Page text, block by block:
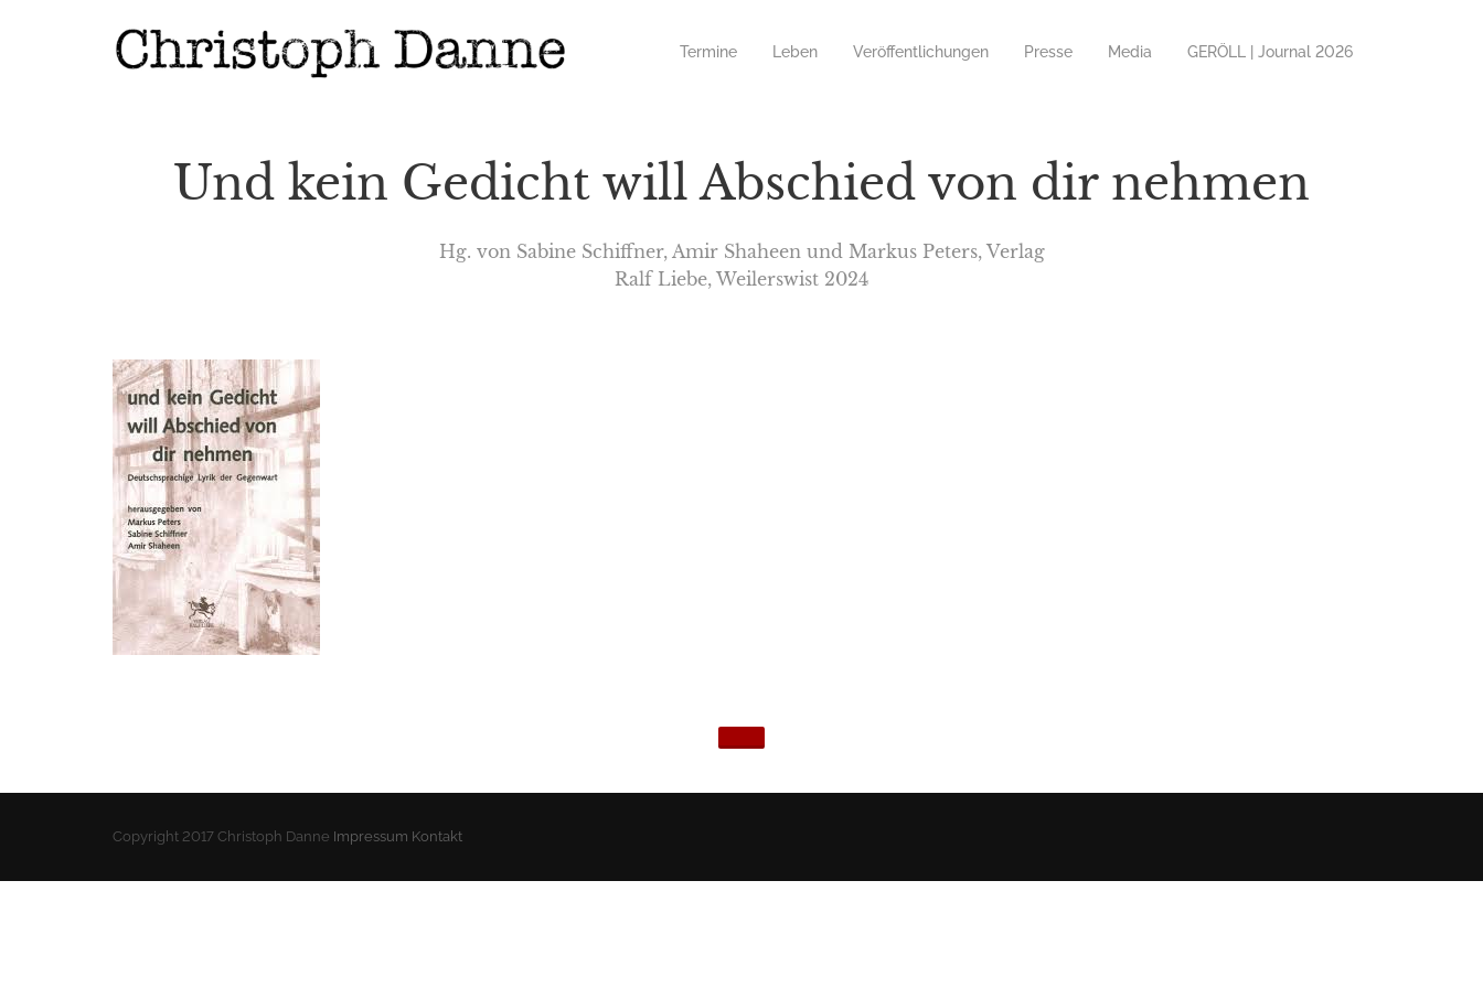
Termine Leben Veröffentlichungen Presse Media GERÖLL | Journal 2026
Und kein Gedicht will Abschied von dir nehmen
Hg. von Sabine Schiffner, Amir Shaheen und Markus Peters, Verlag
Ralf Liebe, Weilerswist 2024
Copyright 2017 Christoph Danne Impressum Kontakt